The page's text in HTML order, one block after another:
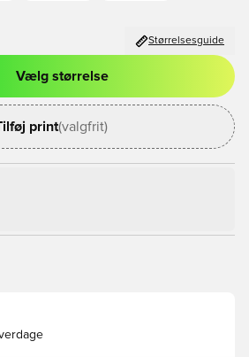
Størrelsesguide
ind eller tilmelde dig som medlem
Vælg størrelse
print(valgfrit)